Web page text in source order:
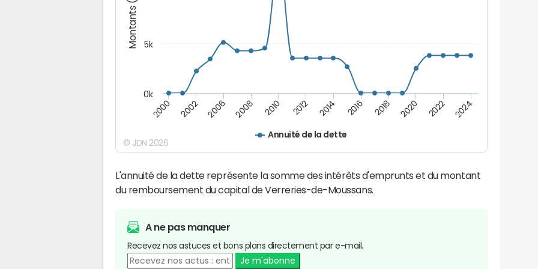
Montants (€)
Annuité de la dette
2000 2002 2006 2008 2010 2012 2014 2016 2018 2020 2022 2024
0k
5k
© JDN 2026
L'annuité de la dette représente la somme des intérêts d'emprunts et du montant
du remboursement du capital de Verreries-de-Moussans.
A ne pas manquer
Recevez nos astuces et bons plans directement par e-mail.
Je m'abonne